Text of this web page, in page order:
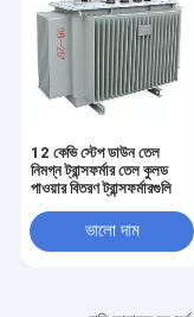
12 কেভি স্টেপ ডাউন তেল
নিমগ্ন ট্রান্সফর্মার তেল কুলড
পাওয়ার বিতরণ ট্রান্সফর্মারগুলি
ভালো দাম